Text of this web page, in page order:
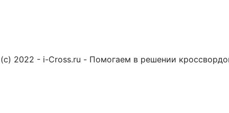
(c) 2022 - i-Cross.ru - Помогаем в решении